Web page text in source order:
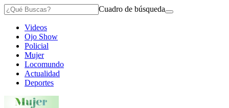
Cuadro de búsqueda
Videos
Ojo Show
Policial
Mujer
Locomundo
Actualidad
Deportes